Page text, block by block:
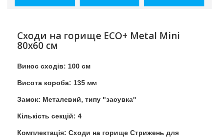
Сходи на горище ECO+ Metal Mini
80х60 см
Винос сходів: 100 см
Висота короба: 135 мм
Замок: Металевий, типу "засувка"
Кількість секцій: 4
Комплектація: Сходи на горище Стрижень для